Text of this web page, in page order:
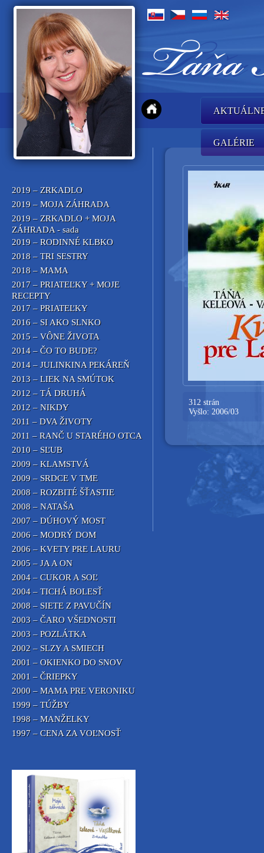
GALÉRIE
2019 – ZRKADLO
2019 – MOJA ZÁHRADA
2019 – ZRKADLO + MOJA
ZÁHRADA - sada
2019 – RODINNÉ KLBKO
2018 – TRI SESTRY
2018 – MAMA
2017 – PRIATEĽKY + MOJE
RECEPTY
2017 – PRIATEĽKY
2016 – SI AKO SLNKO
2015 – VÔNE ŽIVOTA
2014 – ČO TO BUDE?
2014 – JULINKINA PEKÁREŇ
2013 – LIEK NA SMÚTOK
2012 – TÁ DRUHÁ
2012 – NIKDY
2011 – DVA ŽIVOTY
2011 – RANČ U STARÉHO OTCA
2010 – SĽUB
2009 – KLAMSTVÁ
2009 – SRDCE V TME
2008 – ROZBITÉ ŠŤASTIE
2008 – NATAŠA
2007 – DÚHOVÝ MOST
2006 – MODRÝ DOM
2006 – KVETY PRE LAURU
2005 – JA A ON
2004 – CUKOR A SOĽ
2004 – TICHÁ BOLESŤ
2008 – SIETE Z PAVUČÍN
2003 – ČARO VŠEDNOSTI
2003 – POZLÁTKA
2002 – SLZY A SMIECH
2001 – OKIENKO DO SNOV
2001 – ČRIEPKY
2000 – MAMA PRE VERONIKU
1999 – TÚŽBY
1998 – MANŽELKY
1997 – CENA ZA VOĽNOSŤ
312 strán
Vyšlo: 2006/03